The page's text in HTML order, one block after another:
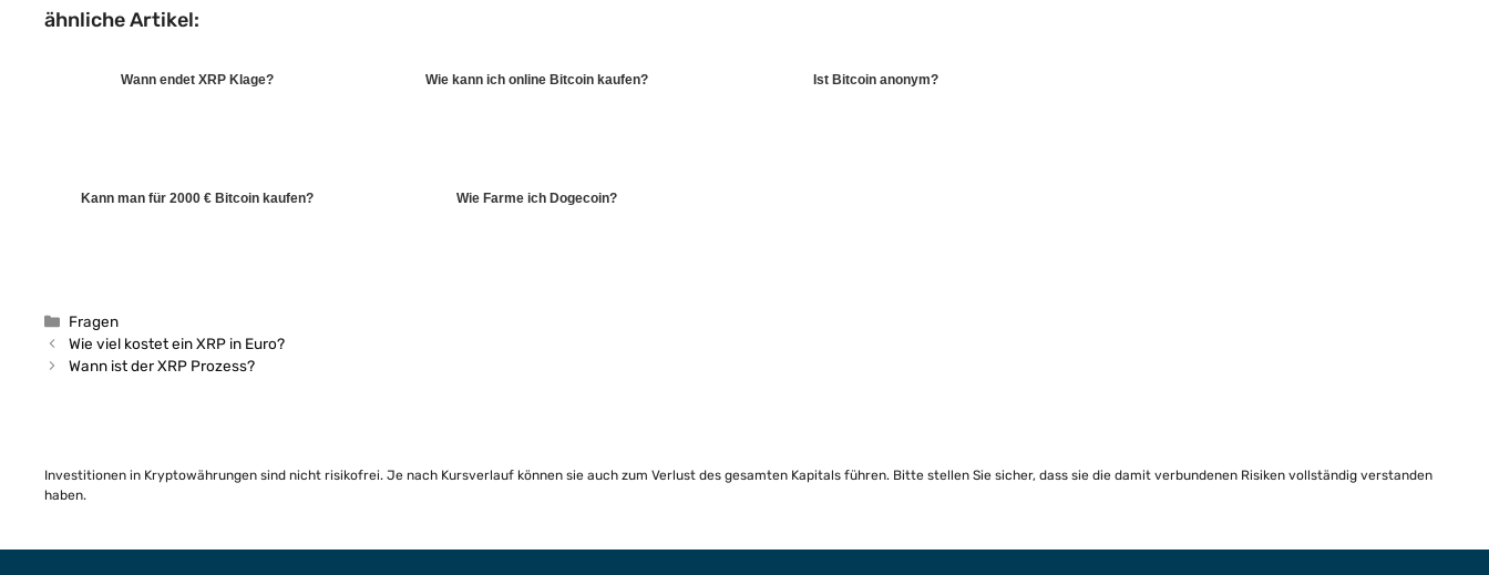
ähnliche Artikel:
Wann endet XRP Klage? Wie kann ich online Bitcoin kaufen? Ist Bitcoin anonym?
Kann man für 2000 € Bitcoin kaufen? Wie Farme ich Dogecoin?
Kategorien
Fragen
Wie viel kostet ein XRP in Euro?
Wann ist der XRP Prozess?
Investitionen in Kryptowährungen sind nicht risikofrei. Je nach Kursverlauf können sie auch zum Verlust des gesamten Kapitals führen. Bitte stellen Sie sicher, dass sie die damit verbundenen Risiken vollständig verstanden
haben.